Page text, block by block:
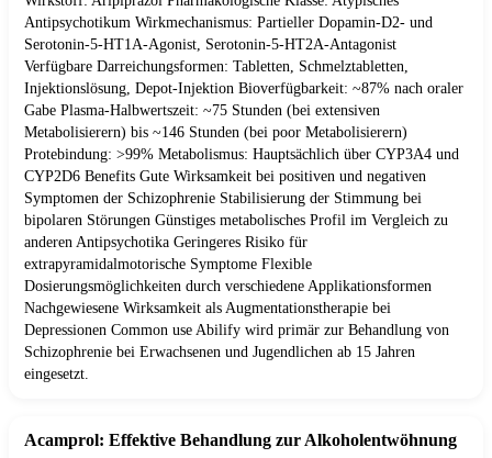
Antipsychotikum Wirkmechanismus: Partieller Dopamin-D2- und
Serotonin-5-HT1A-Agonist, Serotonin-5-HT2A-Antagonist
Verfügbare Darreichungsformen: Tabletten, Schmelztabletten,
Injektionslösung, Depot-Injektion Bioverfügbarkeit: ~87% nach oraler
Gabe Plasma-Halbwertszeit: ~75 Stunden (bei extensiven
Metabolisierern) bis ~146 Stunden (bei poor Metabolisierern)
Protebindung: >99% Metabolismus: Hauptsächlich über CYP3A4 und
CYP2D6 Benefits Gute Wirksamkeit bei positiven und negativen
Symptomen der Schizophrenie Stabilisierung der Stimmung bei
bipolaren Störungen Günstiges metabolisches Profil im Vergleich zu
anderen Antipsychotika Geringeres Risiko für
extrapyramidalmotorische Symptome Flexible
Dosierungsmöglichkeiten durch verschiedene Applikationsformen
Nachgewiesene Wirksamkeit als Augmentationstherapie bei
Depressionen Common use Abilify wird primär zur Behandlung von
Schizophrenie bei Erwachsenen und Jugendlichen ab 15 Jahren
eingesetzt.
Acamprol: Effektive Behandlung zur Alkoholentwöhnung